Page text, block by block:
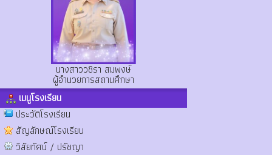
นางสาววชิรา สมพงษ์
ผู้อำนวยการสถานศึกษา
เมนูโรงเรียน
ประวัติโรงเรียน
สัญลักษณ์โรงเรียน
วิสัยทัศน์ / ปรัชญา